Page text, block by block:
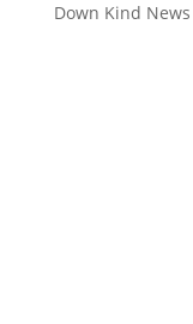
Down Kind News